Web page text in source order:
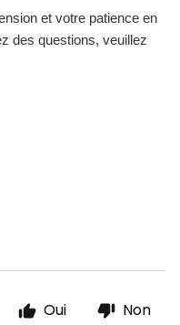
et votre patience en
des questions, veuillez
Oui Non